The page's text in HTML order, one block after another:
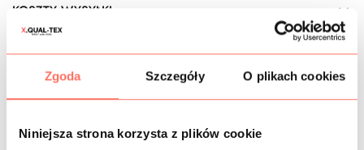
Zgoda Szczegóły O plikach cookies
Niniejsza strona korzysta z plików cookie
KOSZTY WYSYŁKI
OPIS
Elastyczna skóra
sztuczna z delikatną fakturą na wzór
Tamiękka skórasyntetyczna jest sprężysta i uciągliwa w